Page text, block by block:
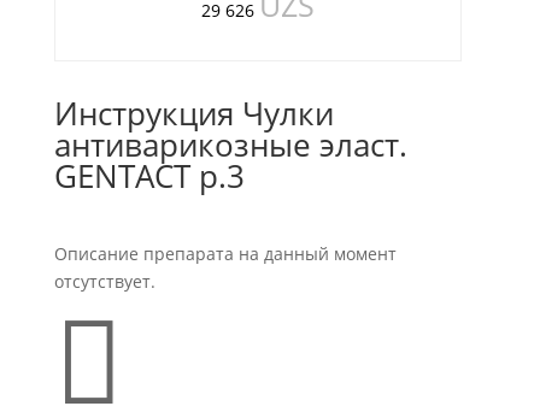
29 626
Инструкция Чулки
антиварикозные эласт.
GENTACT р.3
Описание препарата на данный момент
отсутствует.
